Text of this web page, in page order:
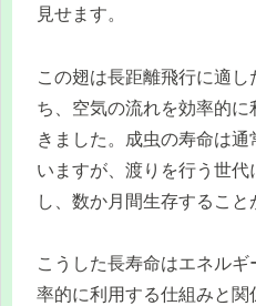
見せます。
この翅は長距離飛行に適
ち、空気の流れを効率的
きました。成虫の寿命は
いますが、渡りを行う世代
し、数か月間生存すること
こうした長寿命はエネル
率的に利用する仕組みと関